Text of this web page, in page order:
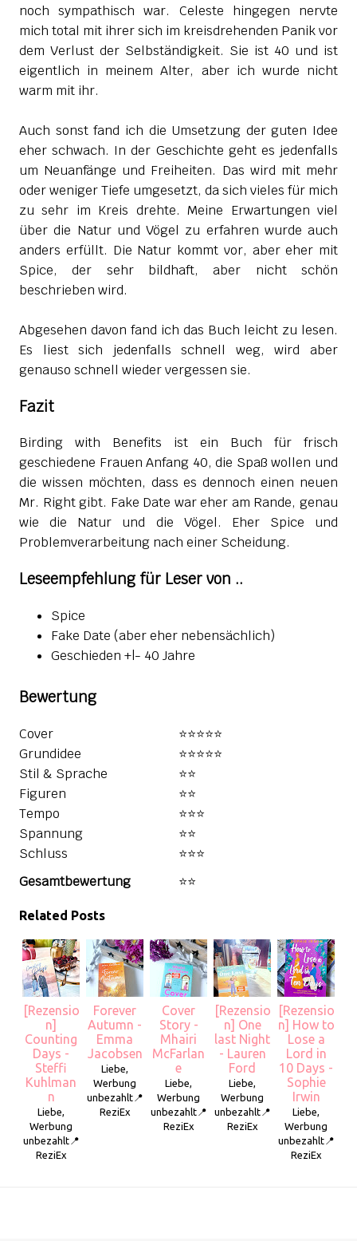
noch sympathisch war. Celeste hingegen nervte
mich total mit ihrer sich im kreisdrehenden Panik vor
dem Verlust der Selbständigkeit. Sie ist 40 und ist
eigentlich in meinem Alter, aber ich wurde nicht
warm mit ihr.
Auch sonst fand ich die Umsetzung der guten Idee
eher schwach. In der Geschichte geht es jedenfalls
um Neuanfänge und Freiheiten. Das wird mit mehr
oder weniger Tiefe umgesetzt, da sich vieles für mich
zu sehr im Kreis drehte. Meine Erwartungen viel
über die Natur und Vögel zu erfahren wurde auch
anders erfüllt. Die Natur kommt vor, aber eher mit
Spice, der sehr bildhaft, aber nicht schön
beschrieben wird.
Abgesehen davon fand ich das Buch leicht zu lesen.
Es liest sich jedenfalls schnell weg, wird aber
genauso schnell wieder vergessen sie.
Fazit
Birding with Benefits ist ein Buch für frisch
geschiedene Frauen Anfang 40, die Spaß wollen und
die wissen möchten, dass es dennoch einen neuen
Mr. Right gibt. Fake Date war eher am Rande, genau
wie die Natur und die Vögel. Eher Spice und
Problemverarbeitung nach einer Scheidung.
Leseempfehlung für Leser von ..
Spice
Fake Date (aber eher nebensächlich)
Geschieden +|- 40 Jahre
Bewertung
Cover
⭐⭐⭐⭐⭐
Grundidee
⭐⭐⭐⭐️⭐️
Stil & Sprache
⭐⭐
Figuren
⭐⭐
Tempo
⭐⭐⭐
Spannung
⭐⭐
Schluss
⭐⭐⭐
Gesamtbewertung
⭐⭐
Related Posts
[Rezensio
n]
Counting
Days -
Steffi
Kuhlman
n
Liebe,
Werbung
unbezahlt📍
ReziEx
Forever
Autumn -
Emma
Jacobsen
Liebe,
Werbung
unbezahlt📍
ReziEx
Cover
Story -
Mhairi
McFarlan
e
Liebe,
Werbung
unbezahlt📍
ReziEx
[Rezensio
n] One
last Night
- Lauren
Ford
Liebe,
Werbung
unbezahlt📍
ReziEx
[Rezensio
n] How to
Lose a
Lord in
10 Days -
Sophie
Irwin
Liebe,
Werbung
unbezahlt📍
ReziEx